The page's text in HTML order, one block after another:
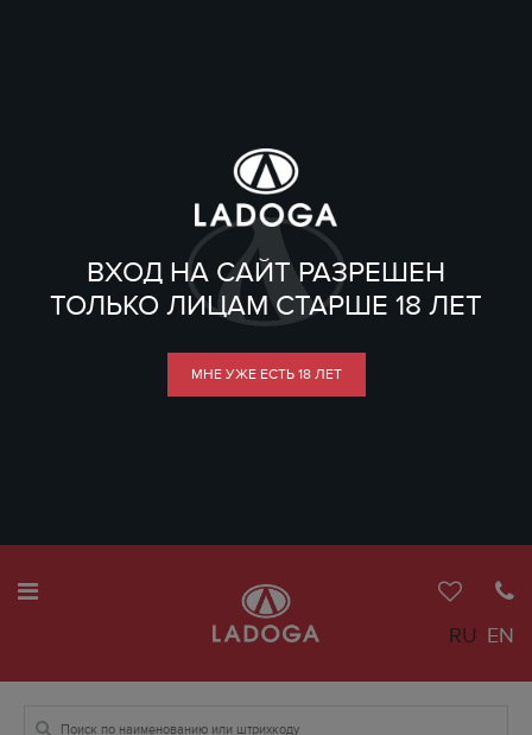
ВХОД НА САЙТ РАЗРЕШЕН
ТОЛЬКО ЛИЦАМ СТАРШЕ 18 ЛЕТ
МНЕ УЖЕ ЕСТЬ 18 ЛЕТ
RU EN